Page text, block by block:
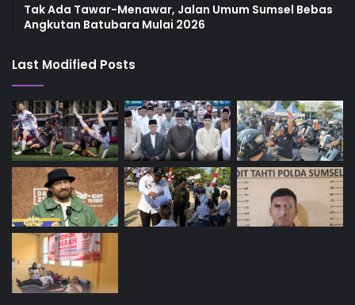
Tak Ada Tawar-Menawar, Jalan Umum Sumsel Bebas
Angkutan Batubara Mulai 2026
Last Modified Posts